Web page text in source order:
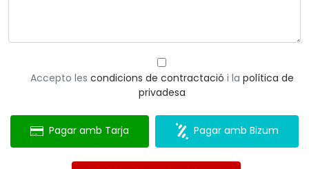
Accepto les condicions de contractació i la política de
privadesa
Pagar amb Tarja Pagar amb Bizum